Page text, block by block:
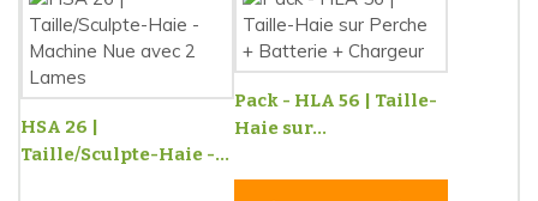
HSA 26 |
Taille/Sculpte-Haie -...
Pack - HLA 56 | Taille-
Haie sur...